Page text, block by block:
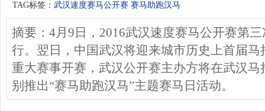
TAG标签： 武汉速度赛马公开赛 赛马助跑汉马
摘要：4月9日，2016武汉速度赛马公开赛第
行。翌日，中国武汉将迎来城市历史上首届
重大赛事开赛，武汉公开赛主办方将在武汉
别推出“赛马助跑汉马”主题赛马日活动。